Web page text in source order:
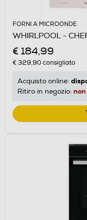
FORNI A MICROONDE
WHIRLPOOL -
€ 184,99
€ 329,90consigliato
Acquisto online:
Ritiro in negozio: